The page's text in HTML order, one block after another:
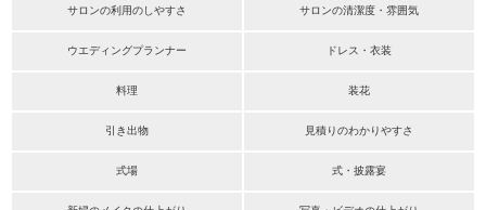
サロンの利用のしやすさ サロンの清潔度・雰囲気
ウエディングプランナー ドレス・衣装
料理 装花
引き出物 見積りのわかりやすさ
式場 式・披露宴